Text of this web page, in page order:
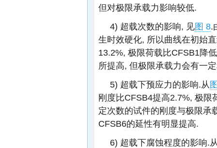
但对极限承载力影响较低.
4) 超载次数的影响, 见图 8.
生时效硬化, 所以曲线在初始
13.2%, 极限荷载比CFSB1降
所提高, 但极限承载力会有一
5) 超载下预应力的影响.从
刚度比CFSB4提高2.7%, 极限
定次数的试件的刚度与极限承
CFSB6的延性有明显提高.
6) 超载下腐蚀程度的影响.